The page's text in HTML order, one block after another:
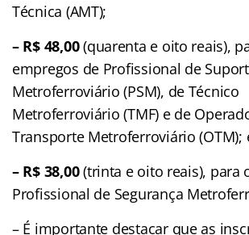
Técnica (AMT);
– R$ 48,00(quarenta e oito reais),
empregos de Profissional de
Metroferroviário (PSM), de Técnico
Metroferroviário (TMF) e de
Transporte Metroferroviário (OTM);
– R$ 38,00(trinta e oito reais), para
Profissional de Segurança
– É importante destacar que as